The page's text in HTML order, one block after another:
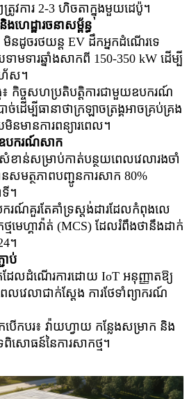
វការ 2-3 ហិចតាក្នុងមួយដេប៉ូ។
េដ្ឋារចនាសម្ព័ន្ធ
មិនដូចរថយន្ត EV ដឹកអ្នកដំណើរទេ
ទាមទារឆ្នាំងសាកពី 150-350 kW ដើម្បី
ហ័ស។
គ៖ កិច្ចសហប្រតិបត្តិការជាមួយឧបករណ៍
ច់ដើម្បីធានាថាក្រឡាចត្រង្គអាចគ្រប់គ្រង
នមានការពន្យារពេល។
ឧបករណ៍សាក
ខាន់សម្រាប់កាត់បន្ថយពេលវេលារងចាំ
សមត្ថភាពបញ្ជូនការសាក 80%
ទី។
ករណ៍គួរតែគាំទ្រស្តង់ដារដែលកំពុងលេ
មេហ្គាវ៉ាត់ (MCS) ដែលរំពឹងថានឹងដាក់
។
ាប់
ាកដែលដំណើរការដោយ IoT អនុញ្ញាតឱ្យ
លវេលាជាក់ស្តែង ការថែទាំព្យាករណ៍
កបរ៖ វ៉ាយហ្វាយ កន្លែងសម្រាក និង
ពិសោធន៍នៃការសាកថ្ម។